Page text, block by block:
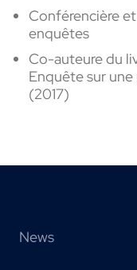
Conférencière
enquêtes
Co-auteure du
Enquête sur
(2017)
News